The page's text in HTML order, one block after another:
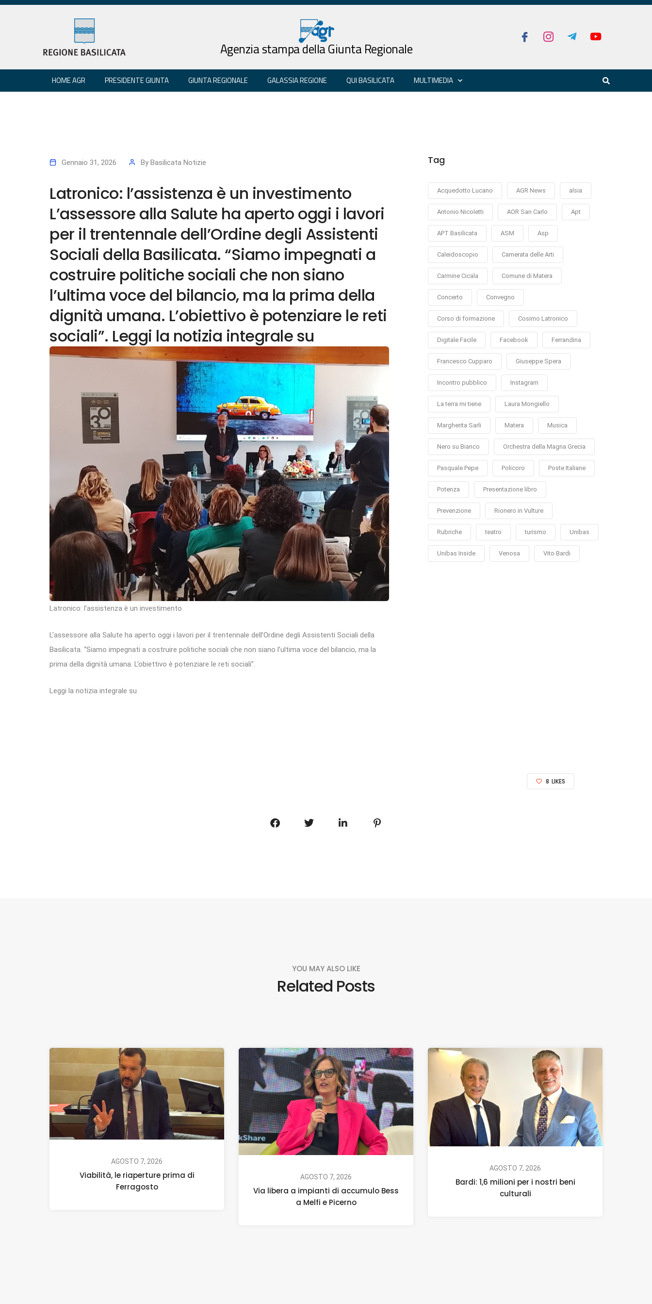
Agenzia stampa della Giunta Regionale
HOME AGR PRESIDENTE GIUNTA GIUNTA REGIONALE GALASSIA REGIONE QUI BASILICATA MULTIMEDIA
Gennaio 31, 2026 By Basilicata Notizie
Latronico: l’assistenza è un investimento
L’assessore alla Salute ha aperto oggi i lavori
per il trentennale dell’Ordine degli Assistenti
Sociali della Basilicata. “Siamo impegnati a
costruire politiche sociali che non siano
l’ultima voce del bilancio, ma la prima della
dignità umana. L’obiettivo è potenziare le reti
sociali”. Leggi la notizia integrale su
Latronico: l’assistenza è un investimento
L’assessore alla Salute ha aperto oggi i lavori per il trentennale dell’Ordine degli Assistenti Sociali della
Basilicata. “Siamo impegnati a costruire politiche sociali che non siano l’ultima voce del bilancio, ma la
prima della dignità umana. L’obiettivo è potenziare le reti sociali”.
Leggi la notizia integrale su
Tag
Acquedotto Lucano AGR News alsia
Antonio Nicoletti AOR San Carlo Apt
APT Basilicata ASM Asp
Caleidoscopio Camerata delle Arti
Carmine Cicala Comune di Matera
Concerto Convegno
Corso di formazione Cosimo Latronico
Digitale Facile Facebook Ferrandina
Francesco Cupparo Giuseppe Spera
Incontro pubblico Instagram
La terra mi tiene Laura Mongiello
Margherita Sarli Matera Musica
Nero su Bianco Orchestra della Magna Grecia
Pasquale Pepe Policoro Poste Italiane
Potenza Presentazione libro
Prevenzione Rionero in Vulture
Rubriche teatro turismo Unibas
Unibas Inside Venosa Vito Bardi
8 LIKES
YOU MAY ALSO LIKE
Related Posts
AGOSTO 7, 2026
Viabilità, le riaperture prima di
Ferragosto
AGOSTO 7, 2026
Via libera a impianti di accumulo Bess
a Melfi e Picerno
AGOSTO 7, 2026
Bardi: 1,6 milioni per i nostri beni
culturali